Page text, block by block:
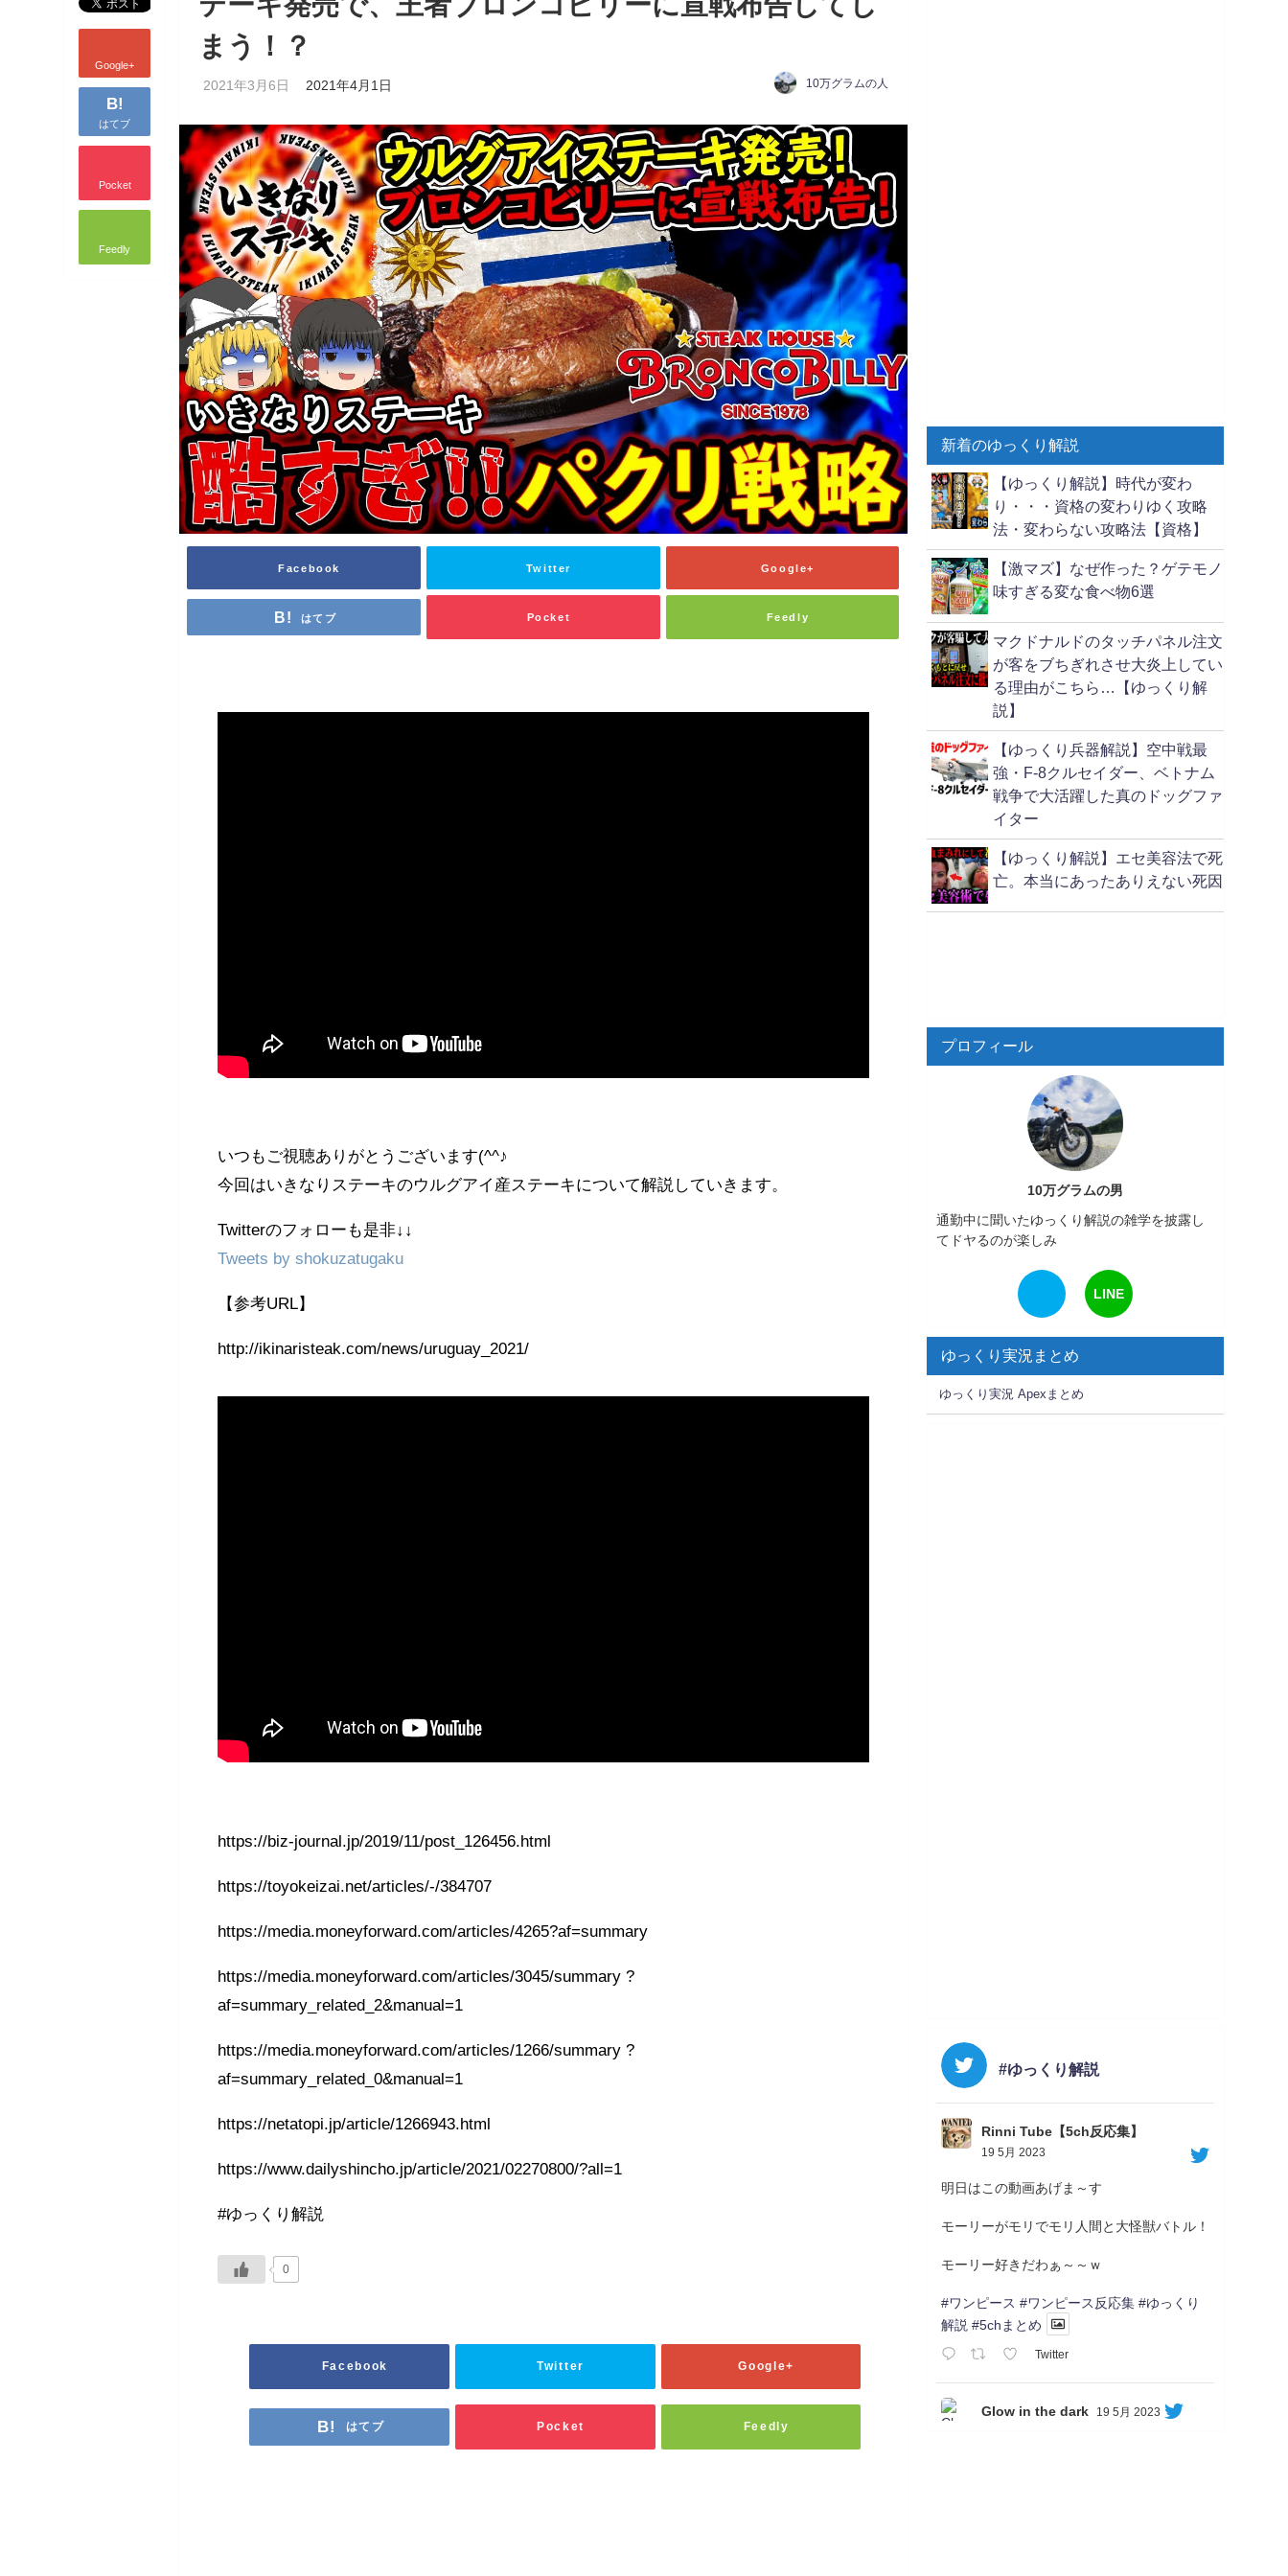
Google+
B!
はてブ
Pocket
Feedly
まう！？
2021年3月6日 2021年4月1日 10万グラムの人
Facebook Twitter Google+
はてブ Pocket Feedly
いつもご視聴ありがとうございます(^^♪
今回はいきなりステーキのウルグアイ産ステーキについて解説していきます。
Twitterのフォローも是非↓↓
Tweets by shokuzatugaku
【参考URL】
http://ikinaristeak.com/news/uruguay_2021/
https://biz-journal.jp/2019/11/post_126456.html
https://toyokeizai.net/articles/-/384707
https://media.moneyforward.com/articles/4265?af=summary
https://media.moneyforward.com/articles/3045/summary ?
af=summary_related_2&manual=1
https://media.moneyforward.com/articles/1266/summary ?
af=summary_related_0&manual=1
https://netatopi.jp/article/1266943.html
https://www.dailyshincho.jp/article/2021/02270800/?all=1
#ゆっくり解説
0
Facebook Twitter Google+
はてブ Pocket Feedly
新着のゆっくり解説
【ゆっくり解説】時代が変わ
り・・・資格の変わりゆく攻略
法・変わらない攻略法【資格】
【激マズ】なぜ作った？ゲテモノ
味すぎる変な食べ物6選
マクドナルドのタッチパネル注文
が客をブちぎれさせ大炎上してい
る理由がこちら…【ゆっくり解
説】
【ゆっくり兵器解説】空中戦最
強・F-8クルセイダー、ベトナム
戦争で大活躍した真のドッグファ
イター
【ゆっくり解説】エセ美容法で死
亡。本当にあったありえない死因
プロフィール
10万グラムの男
通勤中に聞いたゆっくり解説の雑学を披露し
てドヤるのが楽しみ
LINE
ゆっくり実況まとめ
ゆっくり実況 Apexまとめ
#ゆっくり解説
Rinni Tube【5ch反応集】
19 5月 2023
明日はこの動画あげま～す
モーリーがモリでモリ人間と大怪獣バトル！
モーリー好きだわぁ～～ｗ
#ワンピース #ワンピース反応集 #ゆっくり
解説 #5chまとめ
Twitter
Glow in the dark 19 5月 2023